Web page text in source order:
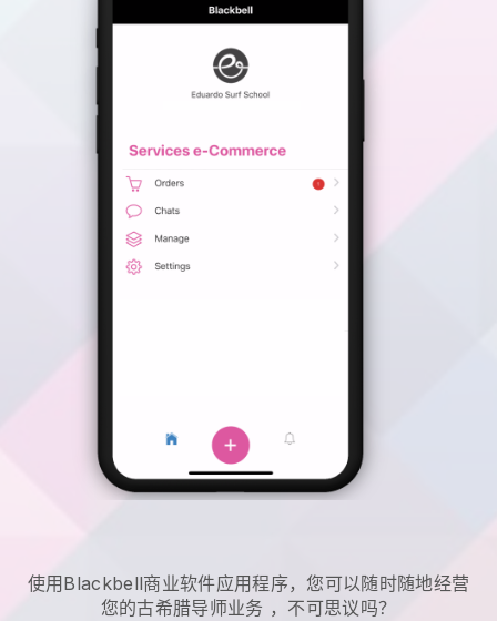
使用Blackbell商业软件应用程序，您可以随时随地经营
您的古希腊导师业务 ，不可思议吗？